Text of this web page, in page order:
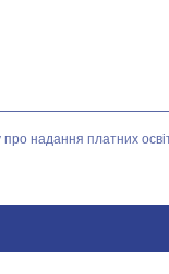
надання платних